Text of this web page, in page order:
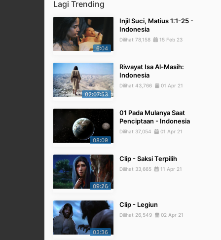
Lagi Trending
6:04
Injil Suci, Matius 1:1-25 -
Indonesia
Dilihat 78,158 15 Feb 23
02:07:53
Riwayat Isa Al-Masih:
Indonesia
Dilihat 43,766 01 Apr 21
08:09
01 Pada Mulanya Saat
Penciptaan - Indonesia
Dilihat 37,054 01 Apr 21
09:26
Clip - Saksi Terpilih
Dilihat 33,665 11 Apr 21
03:36
Clip - Legiun
Dilihat 26,549 02 Apr 21